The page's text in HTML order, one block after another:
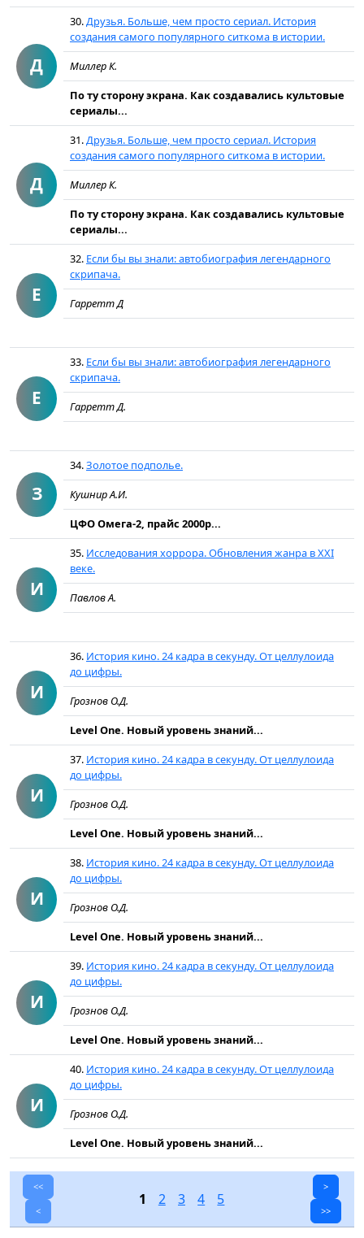
Д
30.Друзья. Больше, чем просто сериал. История
создания самого популярного ситкома в истории.
Миллер К.
По ту сторону экрана. Как создавались культовые
сериалы...
Д
31.Друзья. Больше, чем просто сериал. История
создания самого популярного ситкома в истории.
Миллер К.
По ту сторону экрана. Как создавались культовые
сериалы...
Е
32. Если бы вы знали: автобиография легендарного
скрипача.
Гарретт Д
Е
33. Если бы вы знали: автобиография легендарного
скрипача.
Гарретт Д.
З
34.Золотое подполье.
Кушнир А.И.
ЦФО Омега-2, прайс 2000р...
И
35. Исследования хоррора. Обновления жанра в XXI
веке.
Павлов А.
И
36. История кино. 24 кадра в секунду. От целлулоида
до цифры.
Грознов О.Д.
Level One. Новый уровень знаний...
И
37. История кино. 24 кадра в секунду. От целлулоида
до цифры.
Грознов О.Д.
Level One. Новый уровень знаний...
И
38. История кино. 24 кадра в секунду. От целлулоида
до цифры.
Грознов О.Д.
Level One. Новый уровень знаний...
И
39. История кино. 24 кадра в секунду. От целлулоида
до цифры.
Грознов О.Д.
Level One. Новый уровень знаний...
И
40. История кино. 24 кадра в секунду. От целлулоида
до цифры.
Грознов О.Д.
Level One. Новый уровень знаний...
<<
<
1 2 3 4 5
>
>>